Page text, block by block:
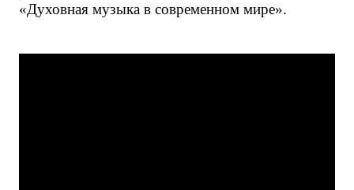
«Духовная музыка в современном мире».